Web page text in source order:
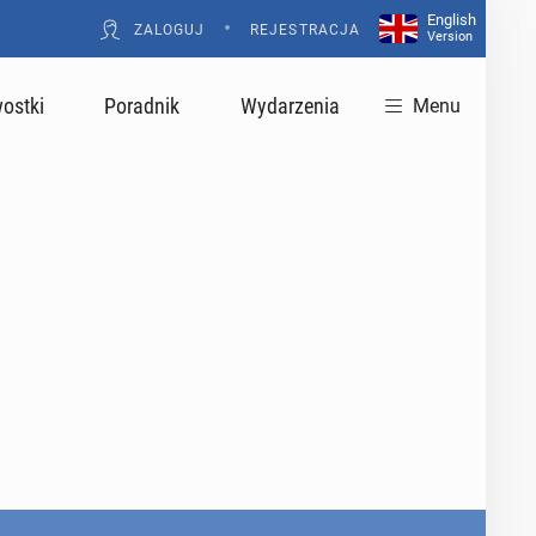
ZALOGUJ • REJESTRACJA
English
Version
Poradnik Wydarzenia Menu